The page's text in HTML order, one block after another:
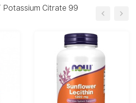
Citrate 99